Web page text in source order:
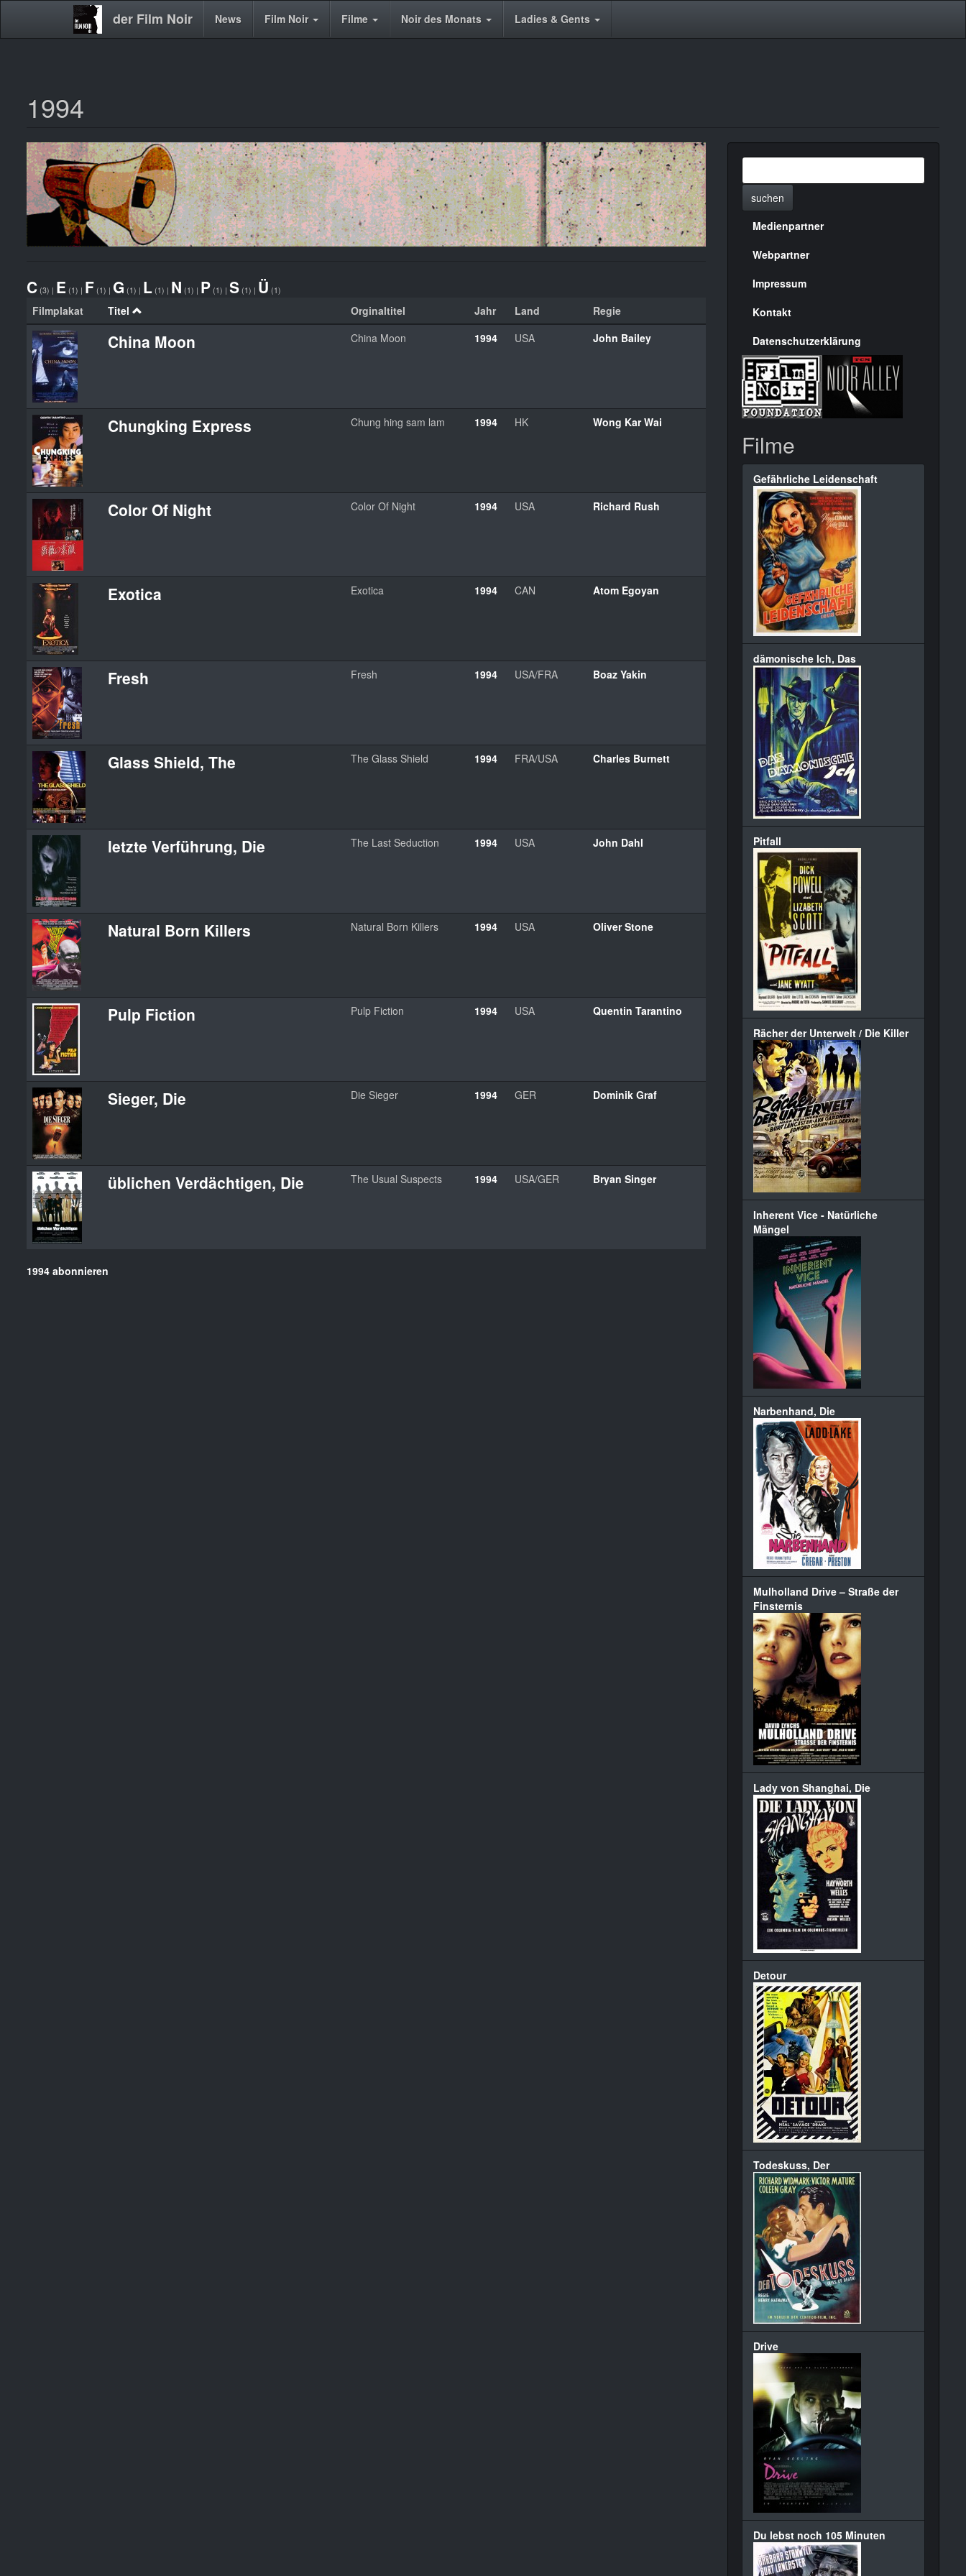
der Film Noir
Main News Film Noir Filme Noir des Monats Ladies & Gents
1994
C (3) | E (1) | F (1) | G (1) | L (1) | N (1) | P (1) | S (1) | Ü (1)
Filmplakat Titel Orginaltitel Jahr Land Regie
China Moon China Moon 1994 USA John Bailey
Chungking Express Chung hing sam lam 1994 HK Wong Kar Wai
Color Of Night Color Of Night 1994 USA Richard Rush
Exotica Exotica 1994 CAN Atom Egoyan
Fresh Fresh 1994 USA/FRA Boaz Yakin
Glass Shield, The The Glass Shield 1994 FRA/USA Charles Burnett
letzte Verführung, Die The Last Seduction 1994 USA John Dahl
Natural Born Killers Natural Born Killers 1994 USA Oliver Stone
Pulp Fiction Pulp Fiction 1994 USA Quentin Tarantino
Sieger, Die Die Sieger 1994 GER Dominik Graf
üblichen Verdächtigen, Die The Usual Suspects 1994 USA/GER Bryan Singer
1994 abonnieren
suchen
Menülinks
rechte
Seite
Medienpartner
Webpartner
Impressum
Kontakt
Datenschutzerklärung
Filme
Gefährliche Leidenschaft
dämonische Ich, Das
Pitfall
Rächer der Unterwelt / Die Killer
Inherent Vice - Natürliche
Mängel
Narbenhand, Die
Mulholland Drive – Straße der
Finsternis
Lady von Shanghai, Die
Detour
Todeskuss, Der
Drive
Du lebst noch 105 Minuten